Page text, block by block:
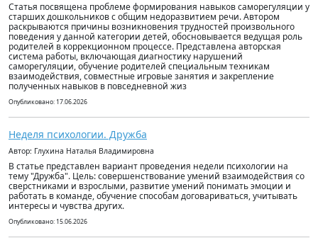
Статья посвящена проблеме формирования навыков саморегуляции у
старших дошкольников с общим недоразвитием речи. Автором
раскрываются причины возникновения трудностей произвольного
поведения у данной категории детей, обосновывается ведущая роль
родителей в коррекционном процессе. Представлена авторская
система работы, включающая диагностику нарушений
саморегуляции, обучение родителей специальным техникам
взаимодействия, совместные игровые занятия и закрепление
полученных навыков в повседневной жиз
Опубликовано: 17.06.2026
Неделя психологии. Дружба
Автор: Глухина Наталья Владимировна
В статье представлен вариант проведения недели психологии на
тему "Дружба". Цель: совершенствование умений взаимодействия со
сверстниками и взрослыми, развитие умений понимать эмоции и
работать в команде, обучение способам договариваться, учитывать
интересы и чувства других.
Опубликовано: 15.06.2026